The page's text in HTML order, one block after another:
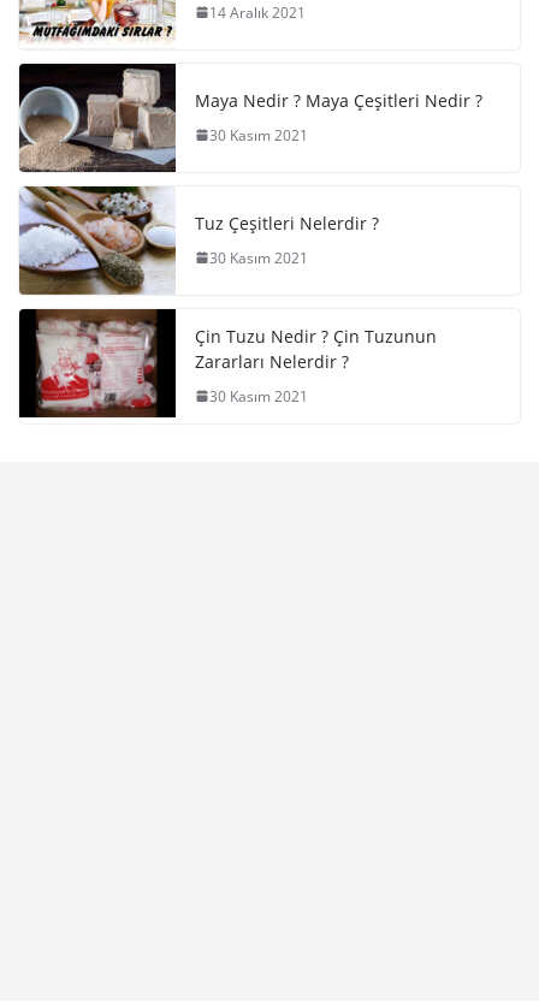
14 Aralık 2021
Maya Nedir ? Maya Çeşitleri Nedir ?
30 Kasım 2021
Tuz Çeşitleri Nelerdir ?
30 Kasım 2021
Çin Tuzu Nedir ? Çin Tuzunun
Zararları Nelerdir ?
30 Kasım 2021